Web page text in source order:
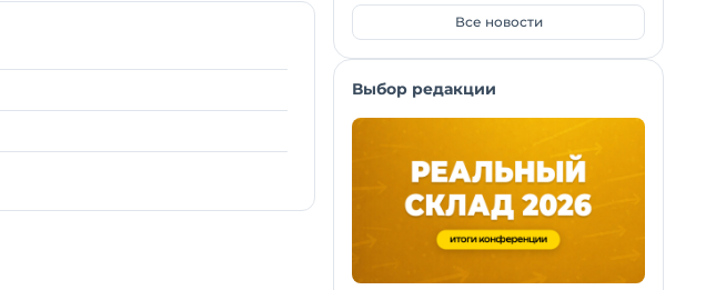
Все новости
Выбор редакции